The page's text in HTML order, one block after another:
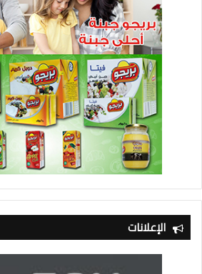
الإعلانات